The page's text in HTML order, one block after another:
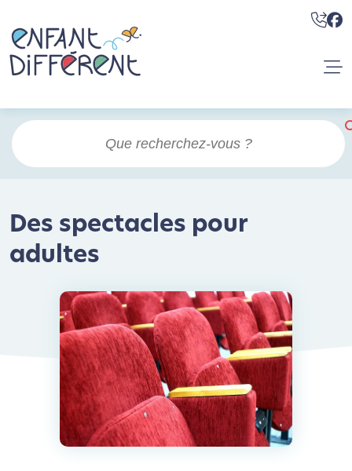
Des spectacles pour
adultes